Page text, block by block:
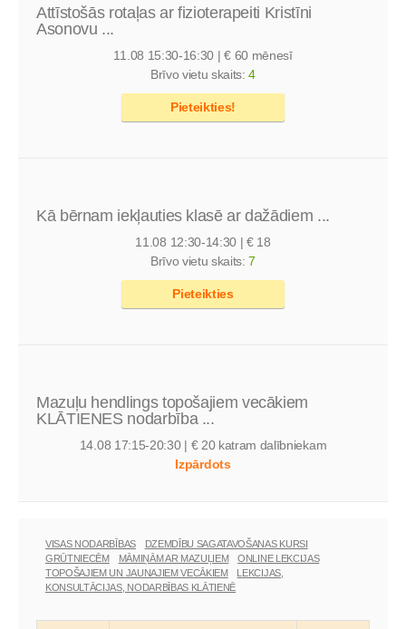
Attīstošās rotaļas ar fizioterapeiti Kristīni
Asonovu ...
11.08 15:30-16:30 | € 60 mēnesī
Brīvo vietu skaits:4
Pieteikties!
Kā bērnam iekļauties klasē ar dažādiem ...
11.08 12:30-14:30 | € 18
Brīvo vietu skaits:7
Pieteikties
Mazuļu hendlings topošajiem vecākiem
KLĀTIENES nodarbība ...
14.08 17:15-20:30 | € 20 katram dalībniekam
Izpārdots
VISAS NODARBĪBAS
DZEMDĪBU SAGATAVOŠANAS KURSI
GRŪTNIECĒM
MĀMIŅĀM AR MAZUĻIEM
ONLINE LEKCIJAS
TOPOŠAJIEM UN JAUNAJIEM VECĀKIEM
LEKCIJAS,
KONSULTĀCIJAS, NODARBĪBAS KLĀTIENĒ